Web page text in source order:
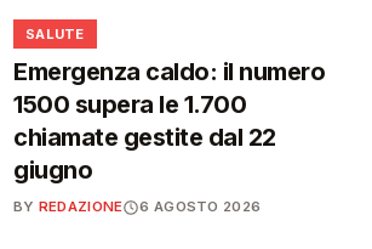
SALUTE
Emergenza caldo: il numero
1500 supera le 1.700
chiamate gestite dal 22
giugno
BY REDAZIONE 6 AGOSTO 2026